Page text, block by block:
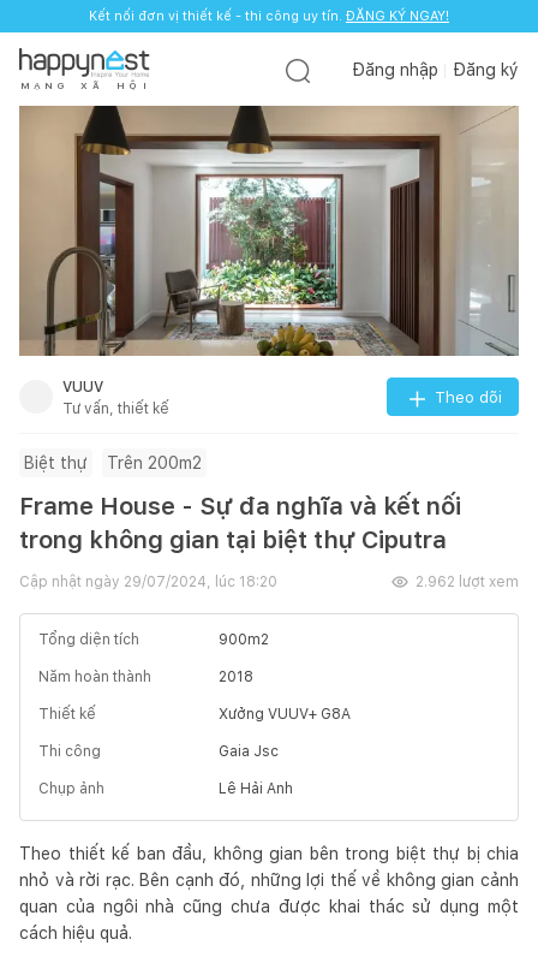
Kết nối đơn vị thiết kế - thi công uy tín. ĐĂNG KÝ NGAY!
M Ạ N G X Ã H Ộ I
Đăng nhập Đăng ký
VUUV
Tư vấn, thiết kế
Theo dõi
Biệt thự Trên 200m2
Frame House - Sự đa nghĩa và kết nối
trong không gian tại biệt thự Ciputra
Cập nhật ngày 29/07/2024, lúc 18:20 2.962 lượt xem
Tổng diện tích 900m2
Năm hoàn thành 2018
Thiết kế Xưởng VUUV+ G8A
Thi công Gaia Jsc
Chụp ảnh Lê Hải Anh
Theo thiết kế ban đầu, không gian bên trong biệt thự bị chia
nhỏ và rời rạc. Bên cạnh đó, những lợi thế về không gian cảnh
quan của ngôi nhà cũng chưa được khai thác sử dụng một
cách hiệu quả.